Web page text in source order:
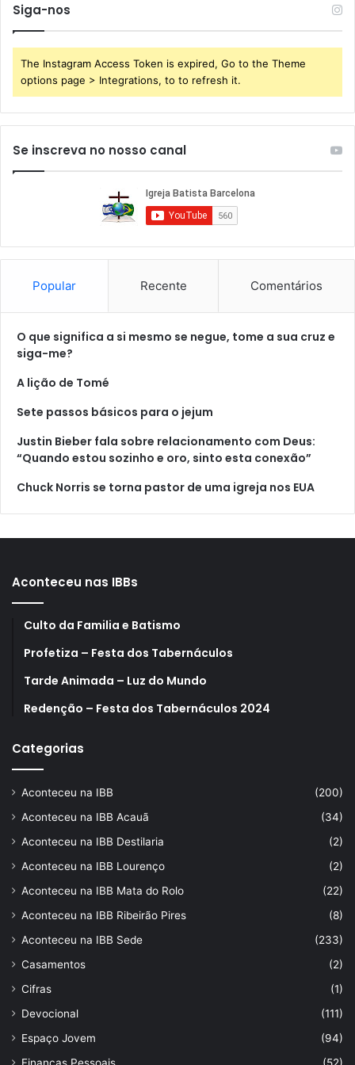
Siga-nos
The Instagram Access Token is expired, Go to the Theme
options page > Integrations, to to refresh it.
Se inscreva no nosso canal
Popular Recente Comentários
O que significa a si mesmo se negue, tome a sua cruz e
siga-me?
A lição de Tomé
Sete passos básicos para o jejum
Justin Bieber fala sobre relacionamento com Deus:
“Quando estou sozinho e oro, sinto esta conexão”
Chuck Norris se torna pastor de uma igreja nos EUA
Aconteceu nas IBBs
Culto da Familia e Batismo
Profetiza – Festa dos Tabernáculos
Tarde Animada – Luz do Mundo
Redenção – Festa dos Tabernáculos 2024
Categorias
Aconteceu na IBB
(200)
Aconteceu na IBB Acauã
(34)
Aconteceu na IBB Destilaria
(2)
Aconteceu na IBB Lourenço
(2)
Aconteceu na IBB Mata do Rolo
(22)
Aconteceu na IBB Ribeirão Pires
(8)
Aconteceu na IBB Sede
(233)
Casamentos
(2)
Cifras
(1)
Devocional
(111)
Espaço Jovem
(94)